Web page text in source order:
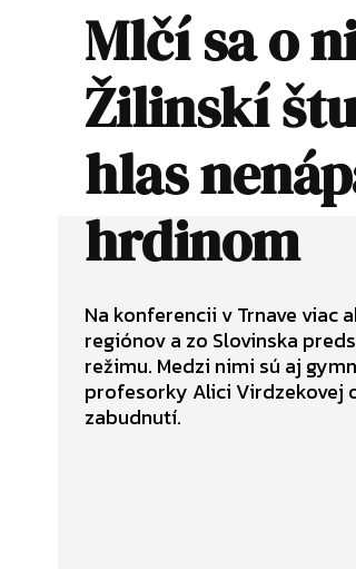
Mlčí sa o
Žilinskí
hlas
hrdinom
Na konferencii v Trnave viac
regiónov a zo Slovinska
režimu. Medzi nimi sú aj
profesorky Alici Virdzekovej
zabudnutí.